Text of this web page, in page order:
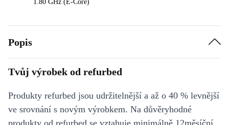
1.80 GHz (E-Core)
Popis
Tvůj výrobek od refurbed
Produkty refurbed jsou udržitelnější a až o 40 % levnější
ve srovnání s novým výrobkem. Na důvěryhodné
produkty od refurbed se vztahuje minimálně 12měsíční